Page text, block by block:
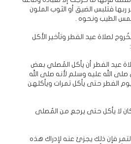
ربها فتلبس الضيق أو الثوب الملون
تمس الطيب ونحوه .
لصلاة عيد الفطر وتأخير الأكل
عيد الفطر أن يأكل المُصلي بعض
صلى الله عليه وسلم لأنه صلى الله
الفطر حتى يأكل تمرات ويأكلهن
لا يأكل حتى يرجع من المُصلى
فإن ذلك يجزئ عنه لإدراك هذه